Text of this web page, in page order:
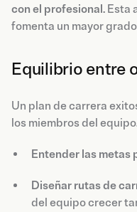
con el profesional. Esta
fomenta un mayor
Equilibrio entre
Un plan de carrera
los miembros del
Entender las metas
Diseñar rutas de
del equipo crecer